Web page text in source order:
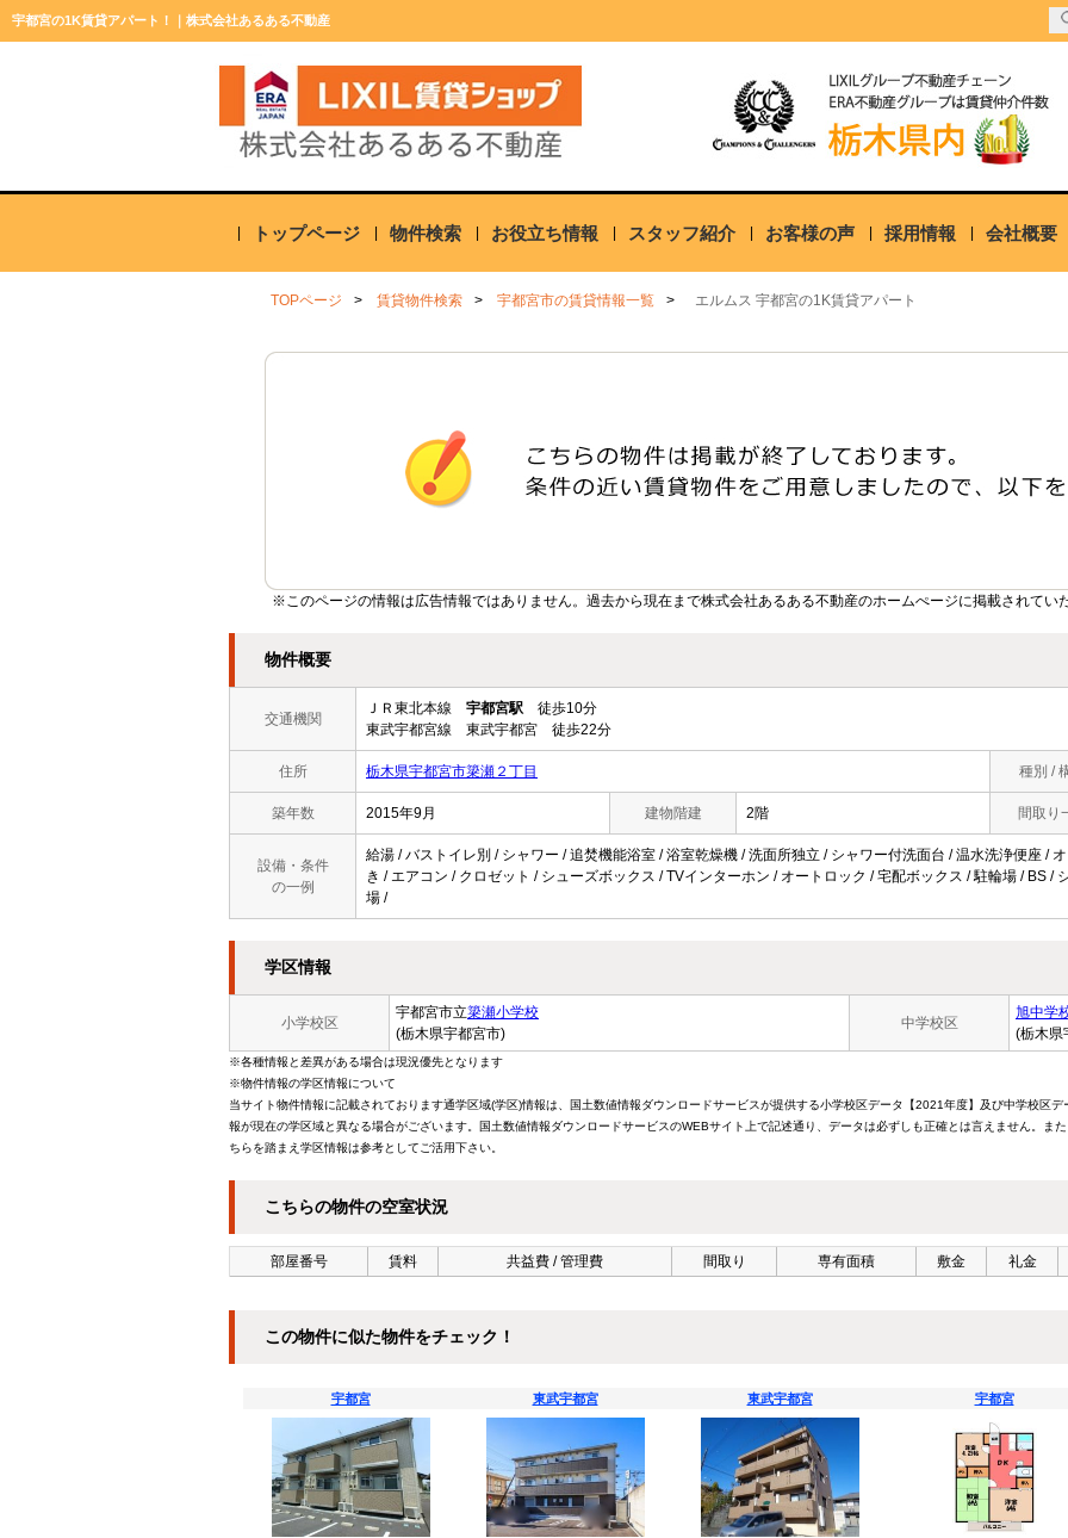
宇都宮の1K賃貸アパート！｜株式会社あるある不動産
トップページ 物件検索 お役立ち情報 スタッフ紹介 お客様の声 採用情報 会社概要
TOPページ 賃貸物件検索 宇都宮市の賃貸情報一覧 エルムス 宇都宮の1K賃貸アパート
※このページの情報は広告情報ではありません。過去から現在まで株式会社あるある不動産のホームぺージに掲載されてい
物件概要
交通機関
ＪＲ東北本線 宇都宮駅 徒歩10分
東武宇都宮線 東武宇都宮 徒歩22分
住所 栃木県宇都宮市簗瀬２丁目 種別 /
築年数 2015年9月 建物階建 2階 間取り
設備・条件
の一例
給湯 / バストイレ別 / シャワー / 追焚機能浴室 / 浴室乾燥機 / 洗面所独立 / シャワー付洗面台 / 温水洗浄便座 /
き / エアコン / クロゼット / シューズボックス / TVインターホン / オートロック / 宅配ボックス / 駐輪場 / BS /
場 /
学区情報
小学校区
宇都宮市立簗瀬小学校
(栃木県宇都宮市)
中学校区
旭中学
(栃木県
※各種情報と差異がある場合は現況優先となります
※物件情報の学区情報について
当サイト物件情報に記載されております通学区域(学区)情報は、国土数値情報ダウンロードサービスが提供する小学校区データ【2021年度】及び中学校区
報が現在の学区域と異なる場合がございます。国土数値情報ダウンロードサービスのWEBサイト上で記述通り、データは必ずしも正確とは言えません。ま
ちらを踏まえ学区情報は参考としてご活用下さい。
こちらの物件の空室状況
部屋番号 賃料 共益費 / 管理費 間取り 専有面積 敷金 礼金
この物件に似た物件をチェック！
宇都宮 東武宇都宮 東武宇都宮 宇都宮